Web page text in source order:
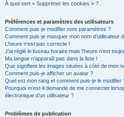
À quoi sert « Supprimer les cookies » ?
Préférences et paramètres des utilisateurs
Comment puis-je modifier mes paramètres ?
Comment puis-je masquer mon nom d’utilisateur
L’heure n’est pas correcte !
J’ai réglé le fuseau horaire mais l’heure n’est
Ma langue n’apparaît pas dans la liste !
Que signifient les images situées à côté de mon
Comment puis-je afficher un avatar ?
Quel est mon rang et comment puis-je le modifier
Pourquoi m’est-il demandé de me connecter
électronique d’un utilisateur ?
Problèmes de publication